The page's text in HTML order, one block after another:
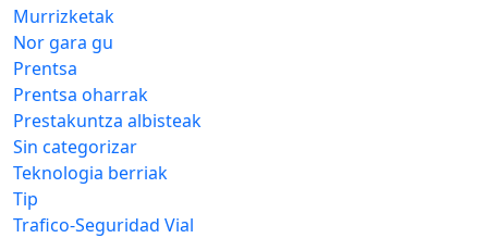
Murrizketak
Nor gara gu
Prentsa
Prentsa oharrak
Prestakuntza albisteak
Sin categorizar
Teknologia berriak
Tip
Trafico-Seguridad Vial